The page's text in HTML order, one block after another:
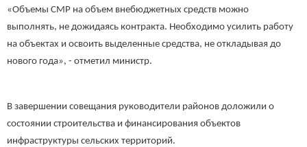
«Объемы СМР на объем внебюджетных средств можно
выполнять, не дожидаясь контракта. Необходимо усилить работу
на объектах и освоить выделенные средства, не откладывая до
нового года», - отметил министр.
В завершении совещания руководители районов доложили о
состоянии строительства и финансирования объектов
инфраструктуры сельских территорий.